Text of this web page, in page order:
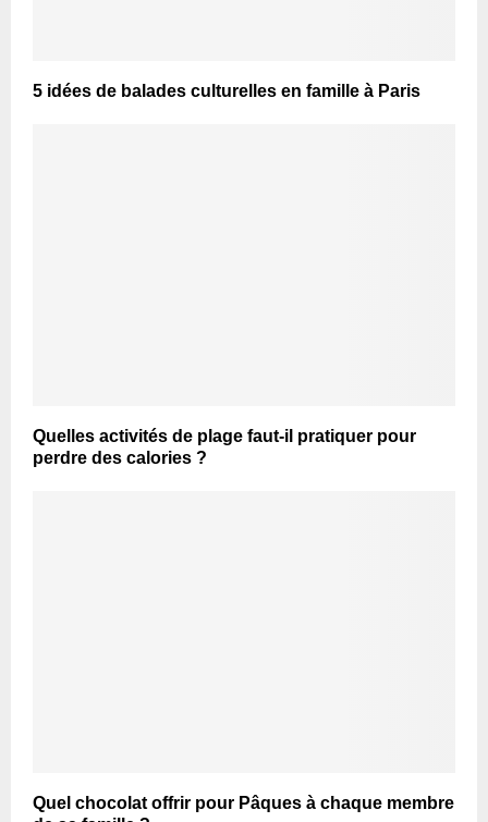
5 idées de balades culturelles en famille à Paris
Quelles activités de plage faut-il pratiquer pour
perdre des calories ?
Quel chocolat offrir pour Pâques à chaque membre